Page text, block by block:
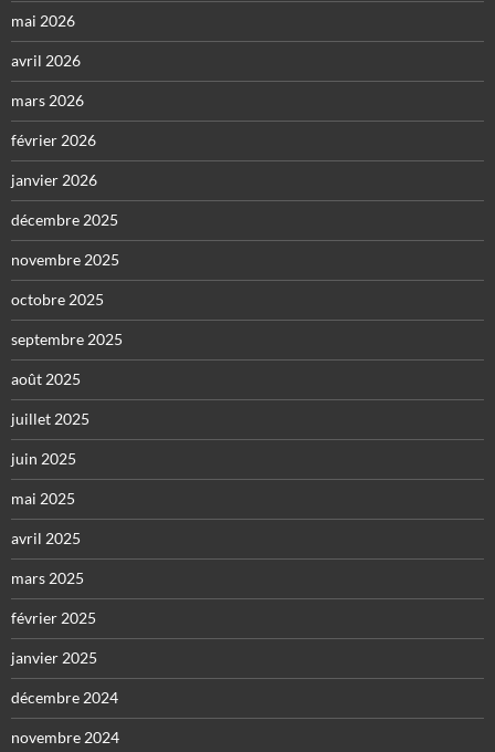
mai 2026
avril 2026
mars 2026
février 2026
janvier 2026
décembre 2025
novembre 2025
octobre 2025
septembre 2025
août 2025
juillet 2025
juin 2025
mai 2025
avril 2025
mars 2025
février 2025
janvier 2025
décembre 2024
novembre 2024